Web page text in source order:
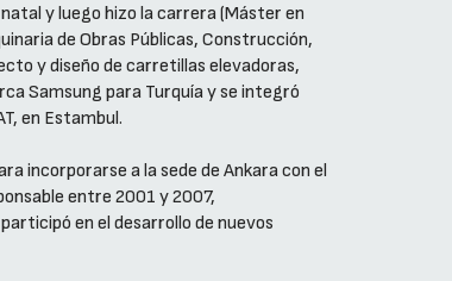
y luego hizo la carrera (Máster en
de Obras Públicas, Construcción,
y diseño de carretillas elevadoras,
Samsung para Turquía y se integró
en Estambul.
incorporarse a la sede de Ankara con el
entre 2001 y 2007,
en el desarrollo de nuevos